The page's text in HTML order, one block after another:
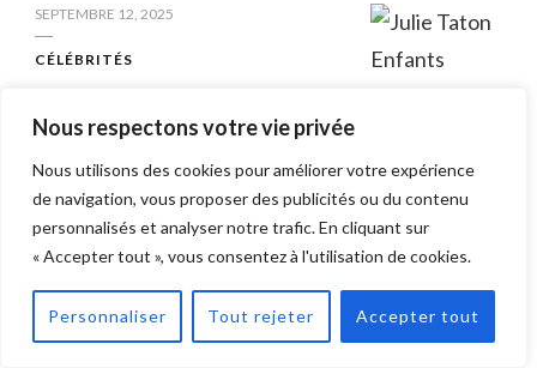
Nous respectons votre vie privée
Nous utilisons des cookies pour améliorer votre expérience
de navigation, vous proposer des publicités ou du contenu
personnalisés et analyser notre trafic. En cliquant sur
« Accepter tout », vous consentez à l'utilisation de cookies.
Personnaliser Tout rejeter Accepter tout
SEPTEMBRE 12, 2025
CÉLÉBRITÉS
MAI 30, 2025
CÉLÉBRITÉS
Nikos Aliagas Taille